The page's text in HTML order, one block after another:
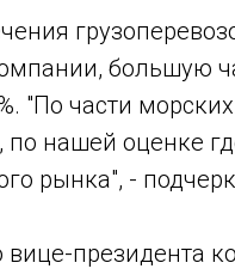
большую
"По части
по нашей оценке
рынка", -
президента